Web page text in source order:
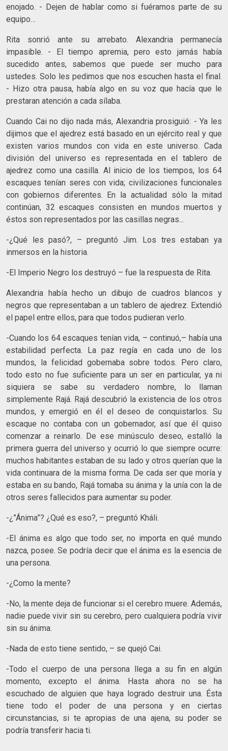
enojado. - Dejen de hablar como si fuéramos parte de su
equipo…
Rita sonrió ante su arrebato. Alexandria permanecía
impasible. - El tiempo apremia, pero esto jamás había
sucedido antes, sabemos que puede ser mucho para
ustedes. Solo les pedimos que nos escuchen hasta el final.
- Hizo otra pausa, había algo en su voz que hacía que le
prestaran atención a cada sílaba.
Cuando Cai no dijo nada más, Alexandria prosiguió: - Ya les
dijimos que el ajedrez está basado en un ejército real y que
existen varios mundos con vida en este universo. Cada
división del universo es representada en el tablero de
ajedrez como una casilla. Al inicio de los tiempos, los 64
escaques tenían seres con vida; civilizaciones funcionales
con gobiernos diferentes. En la actualidad sólo la mitad
continúan, 32 escaques consisten en mundos muertos y
éstos son representados por las casillas negras...
-¿Qué les pasó?, – preguntó Jim. Los tres estaban ya
inmersos en la historia.
-El Imperio Negro los destruyó – fue la respuesta de Rita.
Alexandria había hecho un dibujo de cuadros blancos y
negros que representaban a un tablero de ajedrez. Extendió
el papel entre ellos, para que todos pudieran verlo.
-Cuando los 64 escaques tenían vida, – continuó,– había una
estabilidad perfecta. La paz regía en cada uno de los
mundos, la felicidad gobernaba sobre todos. Pero claro,
todo esto no fue suficiente para un ser en particular, ya ni
siquiera se sabe su verdadero nombre, lo llaman
simplemente Rajá. Rajá descubrió la existencia de los otros
mundos, y emergió en él el deseo de conquistarlos. Su
escaque no contaba con un gobernador, así que él quiso
comenzar a reinarlo. De ese minúsculo deseo, estalló la
primera guerra del universo y ocurrió lo que siempre ocurre:
muchos habitantes estaban de su lado y otros querían que la
vida continuara de la misma forma. De cada ser que moría y
estaba en su bando, Rajá tomaba su ánima y la unía con la de
otros seres fallecidos para aumentar su poder.
-¿”Ánima”? ¿Qué es eso?, – preguntó Kháli.
-El ánima es algo que todo ser, no importa en qué mundo
nazca, posee. Se podría decir que el ánima es la esencia de
una persona.
-¿Como la mente?
-No, la mente deja de funcionar si el cerebro muere. Además,
nadie puede vivir sin su cerebro, pero cualquiera podría vivir
sin su ánima.
-Nada de esto tiene sentido, – se quejó Cai.
-Todo el cuerpo de una persona llega a su fin en algún
momento, excepto el ánima. Hasta ahora no se ha
escuchado de alguien que haya logrado destruir una. Ésta
tiene todo el poder de una persona y en ciertas
circunstancias, si te apropias de una ajena, su poder se
podría transferir hacia ti.